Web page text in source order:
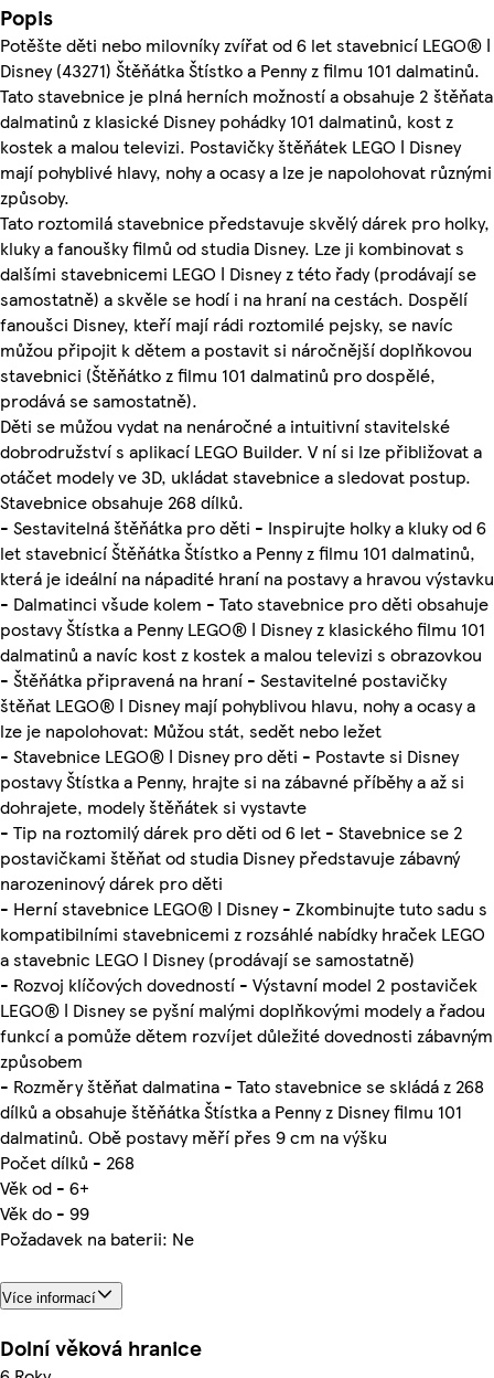
Popis
Potěšte děti nebo milovníky zvířat od 6 let stavebnicí LEGO® ǀ
Disney (43271) Štěňátka Štístko a Penny z filmu 101 dalmatinů.
Tato stavebnice je plná herních možností a obsahuje 2 štěňata
dalmatinů z klasické Disney pohádky 101 dalmatinů, kost z
kostek a malou televizi. Postavičky štěňátek LEGO ǀ Disney
mají pohyblivé hlavy, nohy a ocasy a lze je napolohovat různými
způsoby.
Tato roztomilá stavebnice představuje skvělý dárek pro holky,
kluky a fanoušky filmů od studia Disney. Lze ji kombinovat s
dalšími stavebnicemi LEGO ǀ Disney z této řady (prodávají se
samostatně) a skvěle se hodí i na hraní na cestách. Dospělí
fanoušci Disney, kteří mají rádi roztomilé pejsky, se navíc
můžou připojit k dětem a postavit si náročnější doplňkovou
stavebnici (Štěňátko z filmu 101 dalmatinů pro dospělé,
prodává se samostatně).
Děti se můžou vydat na nenáročné a intuitivní stavitelské
dobrodružství s aplikací LEGO Builder. V ní si lze přibližovat a
otáčet modely ve 3D, ukládat stavebnice a sledovat postup.
Stavebnice obsahuje 268 dílků.
- Sestavitelná štěňátka pro děti - Inspirujte holky a kluky od 6
let stavebnicí Štěňátka Štístko a Penny z filmu 101 dalmatinů,
která je ideální na nápadité hraní na postavy a hravou výstavku
- Dalmatinci všude kolem - Tato stavebnice pro děti obsahuje
postavy Štístka a Penny LEGO® ǀ Disney z klasického filmu 101
dalmatinů a navíc kost z kostek a malou televizi s obrazovkou
- Štěňátka připravená na hraní - Sestavitelné postavičky
štěňat LEGO® ǀ Disney mají pohyblivou hlavu, nohy a ocasy a
lze je napolohovat: Můžou stát, sedět nebo ležet
- Stavebnice LEGO® ǀ Disney pro děti - Postavte si Disney
postavy Štístka a Penny, hrajte si na zábavné příběhy a až si
dohrajete, modely štěňátek si vystavte
- Tip na roztomilý dárek pro děti od 6 let - Stavebnice se 2
postavičkami štěňat od studia Disney představuje zábavný
narozeninový dárek pro děti
- Herní stavebnice LEGO® ǀ Disney - Zkombinujte tuto sadu s
kompatibilními stavebnicemi z rozsáhlé nabídky hraček LEGO
a stavebnic LEGO ǀ Disney (prodávají se samostatně)
- Rozvoj klíčových dovedností - Výstavní model 2 postaviček
LEGO® ǀ Disney se pyšní malými doplňkovými modely a řadou
funkcí a pomůže dětem rozvíjet důležité dovednosti zábavným
způsobem
- Rozměry štěňat dalmatina - Tato stavebnice se skládá z 268
dílků a obsahuje štěňátka Štístka a Penny z Disney filmu 101
dalmatinů. Obě postavy měří přes 9 cm na výšku
Počet dílků - 268
Věk od - 6+
Věk do - 99
Požadavek na baterii: Ne
Více informací
Dolní věková hranice